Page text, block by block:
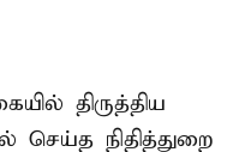
திருத்திய
செய்த நிதித்துறை